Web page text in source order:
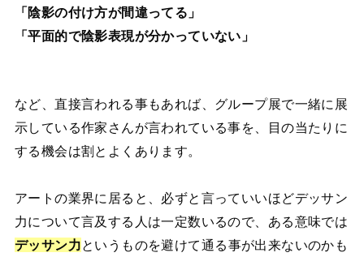
「陰影の付け方が間違ってる」
「平面的で陰影表現が分かっていない」
など、直接言われる事もあれば、グループ展で一緒に展
示している作家さんが言われている事を、目の当たりに
する機会は割とよくあります。
アートの業界に居ると、必ずと言っていいほどデッサン
力について言及する人は一定数いるので、ある意味では
デッサン力というものを避けて通る事が出来ないのかも